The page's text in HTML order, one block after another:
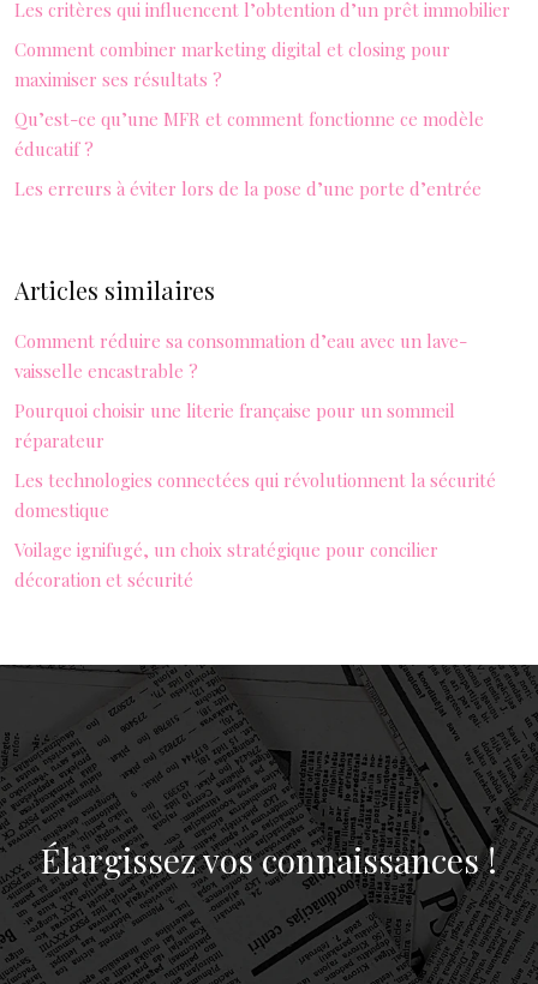
Les critères qui influencent l’obtention d’un prêt immobilier
Comment combiner marketing digital et closing pour
maximiser ses résultats ?
Qu’est-ce qu’une MFR et comment fonctionne ce modèle
éducatif ?
Les erreurs à éviter lors de la pose d’une porte d’entrée
Articles similaires
Comment réduire sa consommation d’eau avec un lave-
vaisselle encastrable ?
Pourquoi choisir une literie française pour un sommeil
réparateur
Les technologies connectées qui révolutionnent la sécurité
domestique
Voilage ignifugé, un choix stratégique pour concilier
décoration et sécurité
Élargissez vos connaissances !